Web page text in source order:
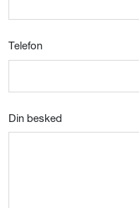
Telefon
Din besked